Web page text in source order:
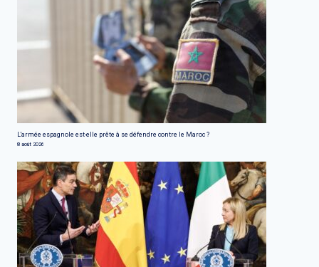
L'armée espagnole est-elle prête à se défendre contre le Maroc ?
8 août 2026